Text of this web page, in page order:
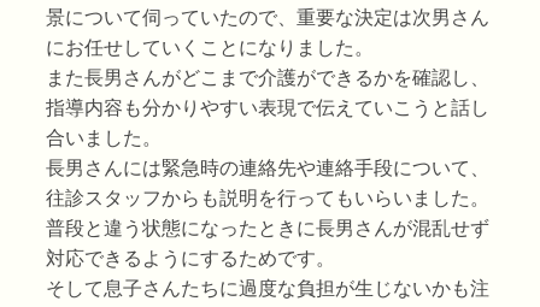
景について伺っていたので、重要な決定は次男さん
にお任せしていくことになりました。
また長男さんがどこまで介護ができるかを確認し、
指導内容も分かりやすい表現で伝えていこうと話し
合いました。
長男さんには緊急時の連絡先や連絡手段について、
往診スタッフからも説明を行ってもいらいました。
普段と違う状態になったときに長男さんが混乱せず
対応できるようにするためです。
そして息子さんたちに過度な負担が生じないかも注